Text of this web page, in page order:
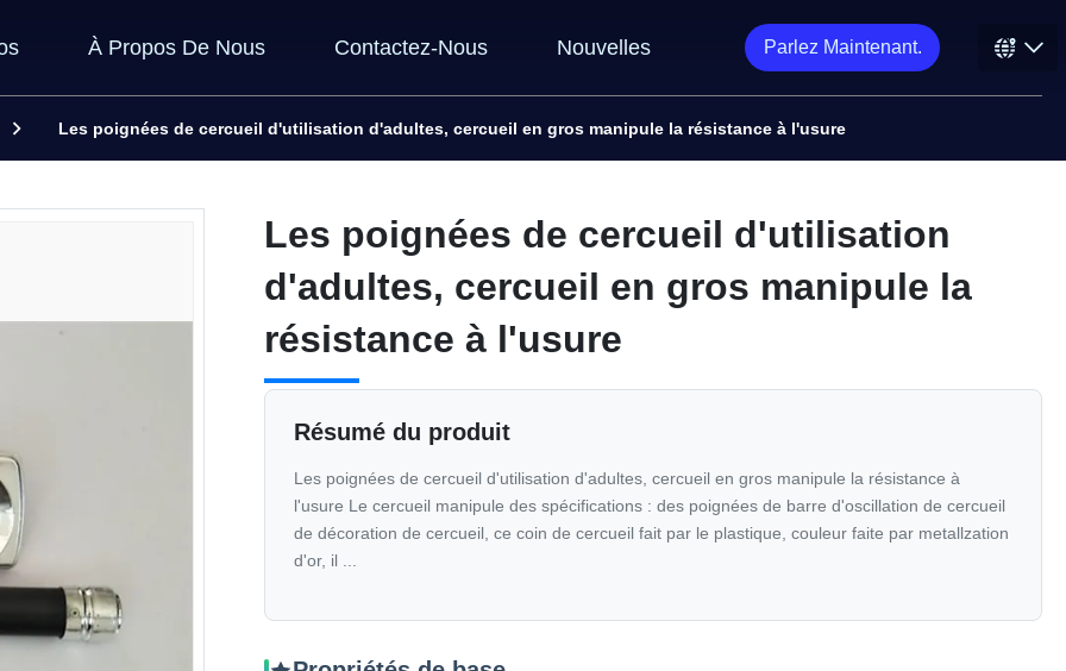
À Propos De Nous Contactez-Nous Nouvelles Parlez Maintenant.
Les poignées de cercueil d'utilisation d'adultes, cercueil en gros manipule la résistance à l'usure
Les poignées de cercueil d'utilisation
d'adultes, cercueil en gros manipule la
résistance à l'usure
Résumé du produit
Les poignées de cercueil d'utilisation d'adultes, cercueil en gros manipule la résistance à
l'usure Le cercueil manipule des spécifications : des poignées de barre d'oscillation de cercueil
de décoration de cercueil, ce coin de cercueil fait par le plastique, couleur faite par metallzation
d'or, il ...